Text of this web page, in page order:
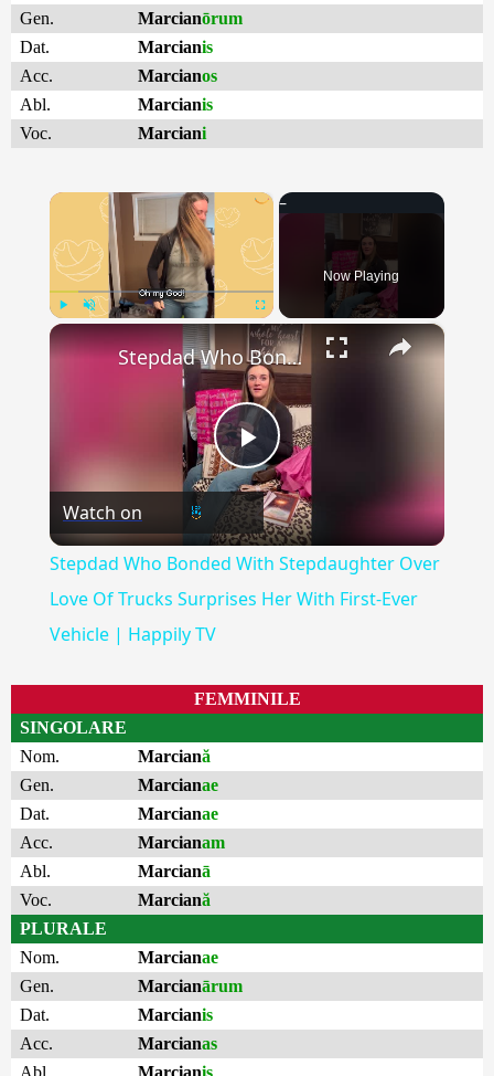
Gen.
Marcianōrum
Dat.
Marcianis
Acc.
Marcianos
Abl.
Marcianis
Voc.
Marciani
×
Fullscreen
Now Playing
×
Play
Video
Stepdad Who Bonded With Stepdaughter Over Love Of Trucks Surprises Her With First-Ever Vehicle | Happily TV
Watch on
Stepdad Who Bonded With Stepdaughter Over
Love Of Trucks Surprises Her With First-Ever
Vehicle | Happily TV
FEMMINILE
SINGOLARE
Nom.
Marciană
Gen.
Marcianae
Dat.
Marcianae
Acc.
Marcianam
Abl.
Marcianā
Voc.
Marciană
PLURALE
Nom.
Marcianae
Gen.
Marcianārum
Dat.
Marcianis
Acc.
Marcianas